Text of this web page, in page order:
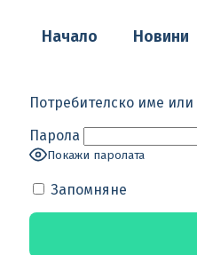
Начало Новини
Потребителско име
Парола
Покажи паролата
Запомняне